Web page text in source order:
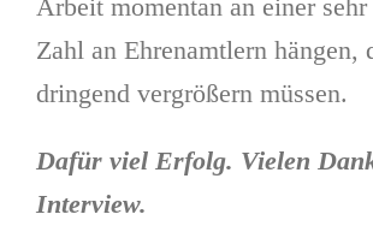
Arbeit momentan an einer
Zahl an Ehrenamtlern hängen,
dringend vergrößern müssen.
Dafür viel Erfolg. Vielen
Interview.